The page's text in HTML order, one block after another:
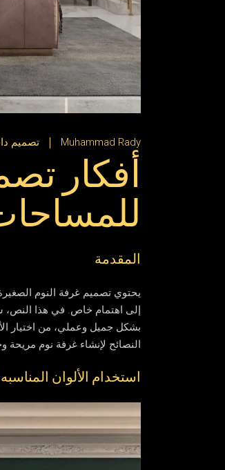
Muhammad Rady تصميم
أفكار
المقدمة
يحتوي تصميم غرفة النوم
إلى اهتمام خاص. في هذا النص،
بشكل جميل وعملي، من اختيار
النصائح لإنشاء غرفة نوم مريحة
استخدام الألوان